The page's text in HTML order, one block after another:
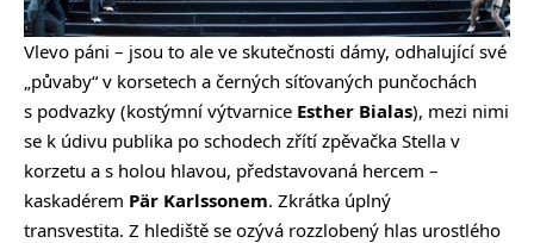
Vlevo páni – jsou to ale ve skutečnosti dámy, odhalující své
„půvaby“ v korsetech a černých síťovaných punčochách
s podvazky (kostýmní výtvarnice Esther Bialas), mezi nimi
se k údivu publika po schodech zřítí zpěvačka Stella v
korzetu a s holou hlavou, představovaná hercem –
kaskadérem Pär Karlssonem. Zkrátka úplný
transvestita. Z hlediště se ozývá rozzlobený hlas urostlého